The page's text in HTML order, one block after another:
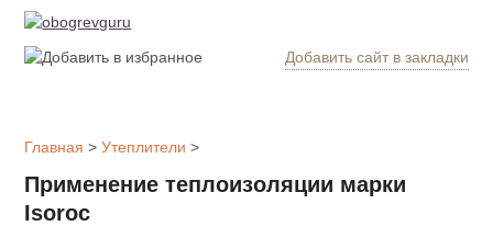
Добавить сайт в закладки
Котлы
отопления
Главная >Утеплители >
Применение теплоизоляции марки
Isoroc